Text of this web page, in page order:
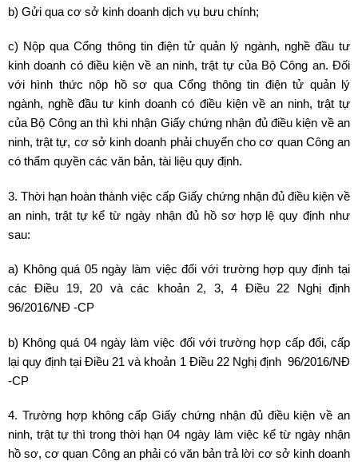
b) Gửi qua cơ sở kinh doanh dịch vụ bưu chính;
c) Nộp qua Cổng thông tin điện tử quản lý ngành, nghề đầu tư
kinh doanh có điều kiện về an ninh, trật tự của Bộ Công an. Đối
với hình thức nộp hồ sơ qua Cổng thông tin điện tử quản lý
ngành, nghề đầu tư kinh doanh có điều kiện về an ninh, trật tự
của Bộ Công an thì khi nhận Giấy chứng nhận đủ điều kiện về an
ninh, trật tự, cơ sở kinh doanh phải chuyển cho cơ quan Công an
có thẩm quyền các văn bản, tài liệu quy định.
3. Thời hạn hoàn thành việc cấp Giấy chứng nhận đủ điều kiện về
an ninh, trật tự kể từ ngày nhận đủ hồ sơ hợp lệ quy định như
sau:
a) Không quá 05 ngày làm việc đối với trường hợp quy định tại
các Điều 19, 20 và các khoản 2, 3, 4 Điều 22 Nghị định
96/2016/NĐ -CP
b) Không quá 04 ngày làm việc đối với trường hợp cấp đổi, cấp
lại quy định tại Điều 21 và khoản 1 Điều 22 Nghị định 96/2016/NĐ
-CP
4. Trường hợp không cấp Giấy chứng nhận đủ điều kiện về an
ninh, trật tự thì trong thời hạn 04 ngày làm việc kể từ ngày nhận
hồ sơ, cơ quan Công an phải có văn bản trả lời cơ sở kinh doanh